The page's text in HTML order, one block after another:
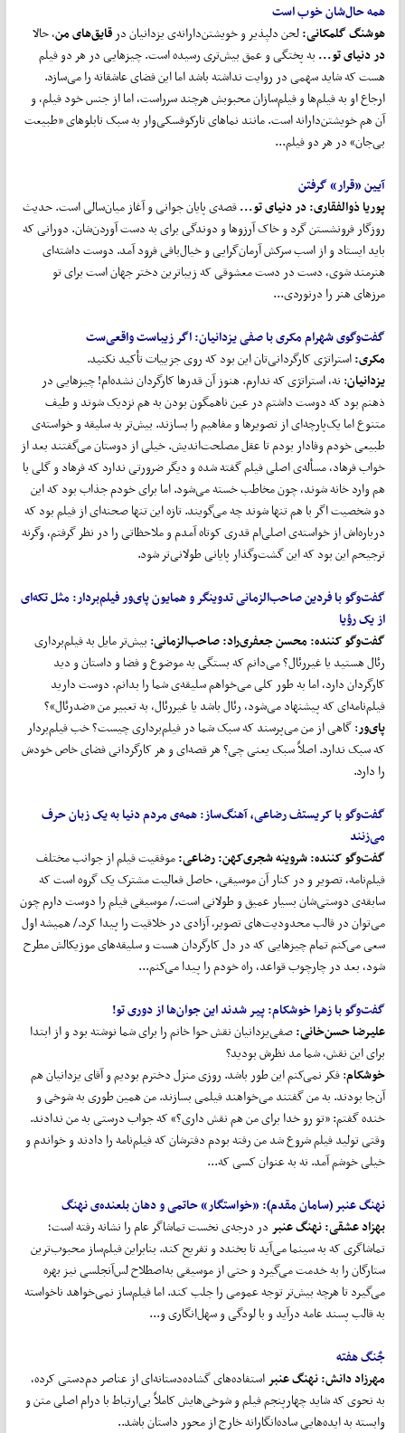
همه حالشان خوب است
هوشنگ گلمکانی:لحن دلپذیر و خویشتن‌دارانه‌ی یزدانیان در قایقهای من، حالا
در دنیای تو...به پختگی و عمق بیش‌تری رسیده است. چیزهایی در هر دو فیلم
هست که شاید سهمی در روایت نداشته باشد اما این فضای عاشقانه را می‌سازد.
ارجاع او به فیلم‌ها و فیلم‌سازان محبوبش هرچند سرراست، اما از جنس خود فیلم، و
آن هم خویشتن‌دارانه است. مانند نماهای تارکوفسکی‌وار به سبک تابلوهای «طبیعت
بی‌جان» در هر دو فیلم...
آیین «قرار» گرفتن
پوریا ذوالفقاری:در دنیای تو...قصه‌ی پایان جوانی و آغاز میان‌سالی است. حدیث
روزگار فرونشستن گرد و خاک آرزوها و دوندگی برای به دست آوردن‌شان. دورانی که
باید ایستاد و از اسب سرکش آرمان‌گرایی و خیال‌بافی فرود آمد. دوست داشته‌ای
هنرمند شوی، دست در دست معشوقی که زیباترین دختر جهان است برای تو
مرزهای هنر را درنوردی...
گفتوگوی شهرام مکری با صفی یزدانیان:اگر زیباست واقعیست
مکری:استراتژی کارگردانی‌تان این بود که روی جزییات تأکید نکنید.
یزدانیان: نه، استراتژی که ندارم. هنوز آن قدرها کارگردان نشده‌ام! چیزهایی در
ذهنم بود که دوست داشتم در عین ناهمگون بودن به هم نزدیک شوند و طیف
متنوع اما یک‌پارچه‌ای از تصویرها و مفاهیم را بسازند. بیش‌تر به سلیقه و خواسته‌ی
طبیعی خودم وفادار بودم تا عقل مصلحت‌اندیش. خیلی از دوستان می‌گفتند بعد از
خواب فرهاد، مسأله‌ی اصلی فیلم گفته شده و دیگر ضرورتی ندارد که فرهاد و گلی با
هم وارد خانه شوند، چون مخاطب خسته می‌شود. اما برای خودم جذاب بود که این
دو شخصیت اگر با هم تنها شوند چه می‌گویند. تازه این تنها صحنه‌ای از فیلم بود که
درباره‌اش از خواسته‌ی اصلی‌ام قدری کوتاه آمدم و ملاحظاتی را در نظر گرفتم، وگرنه
ترجیحم این بود که این گشت‌وگذار پایانی طولانی‌تر شود.
گفتوگو با فردین صاحبالزمانی تدوینگر و همایون پایور فیلمبردار:مثل تکهای
از یک رؤیا
گفت‌و‌گو کننده:محسن جعفریراد: صاحبالزمانی: بیش‌تر مایل به فیلم‌برداری
رئال هستید یا غیررئال؟ می‌دانم که بستگی به موضوع و فضا و داستان و دید
کارگردان دارد، اما به طور کلی می‌خواهم سلیقه‌ی شما را بدانم. دوست دارید
فیلم‌نامه‌ای که پیشنهاد می‌شود، رئال باشد یا غیررئال، به تعبیر من «ضدرئال»؟
پایور: گاهی از من می‌پرسند که سبک شما در فیلم‌برداری چیست؟ خب فیلم‌بردار
که سبک ندارد. اصلاً سبک یعنی چی؟ هر قصه‌ای و هر کارگردانی فضای خاص خودش
را دارد.
گفتوگو با کریستف رضاعی، آهنگساز:همه‌ی مردم دنیا به یک زبان حرف
میزنند
گفت‌و‌گو کننده:شروینه شجریکهن:رضاعی:موفقیت فیلم از جوانب مختلف
فیلم‌نامه، تصویر و در کنار آن موسیقی، حاصل فعالیت مشترک یک گروه است که
سابقه‌ی دوستی‌شان بسیار عمیق و طولانی است./ موسیقی فیلم را دوست دارم چون
می‌توان در قالب محدودیت‌های تصویر، آزادی در خلاقیت را پیدا کرد./ همیشه اول
سعی می‌کنم تمام چیزهایی که در دل کارگردان هست و سلیقه‌های موزیکالش مطرح
شود، بعد در چارچوب قواعد، راه خودم را پیدا می‌کنم...
گفتوگو با زهرا خوشکام:پیر شدند این جوانها از دوری تو!
علیرضا حسنخانی:صفی‌یزدانیان نقش حوا خانم را برای شما نوشته بود و از ابتدا
برای این نقش، شما مد نظرش بودید؟
خوشکام: فکر نمی‌کنم این طور باشد. روزی منزل دخترم بودیم و آقای یزدانیان هم
آن‌جا بودند. به من گفتند می‌خواهند فیلمی بسازند. من همین طوری به شوخی و
خنده گفتم: «تو رو خدا برای من هم نقش داری؟» که جواب درستی به من ندادند.
وقتی تولید فیلم شروع شد من رفته بودم دفترشان که فیلم‌نامه را دادند و خواندم و
خیلی خوشم آمد. نه به عنوان کسی که...
نهنگ عنبر (سامان مقدم):«خواستگار» حاتمی و دهان بلعنده‌ی نهنگ
بهزاد عشقی:نهنگ عنبردر درجه‌ی نخست تماشاگر عام را نشانه رفته است؛
تماشاگری که به سینما می‌آید تا بخندد و تفریح کند. بنابراین فیلم‌ساز محبوب‌ترین
ستارگان را به خدمت می‌گیرد و حتی از موسیقی به‌اصطلاح لس‌آنجلسی نیز بهره
می‌گیرد تا هر‌چه بیش‌تر توجه عمومی را جلب کند. اما فیلم‌ساز نمی‌خواهد ناخواسته
به قالب پسند عامه درآید و با لودگی و سهل‌انگاری و...
جٌنگ هفته
مهرزاد دانش: نهنگ عنبراستفاده‌های گشاده‌دستانه‌ای از عناصر دم‌دستی کرده،
به نحوی که شاید چهارپنجم فیلم و شوخی‌هایش کاملاً بی‌ارتباط با درام اصلی متن و
وابسته به ایده‌هایی ساده‌انگارانه خارج از محور داستان باشد..